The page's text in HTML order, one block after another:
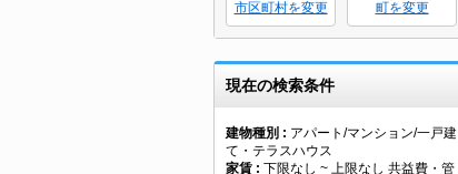
市区町村を変更 町を変更
現在の検索条件
建物種別
アパート/マンション/一戸建
て・テラスハウス
家賃
下限なし ~ 上限なし 共益費・管